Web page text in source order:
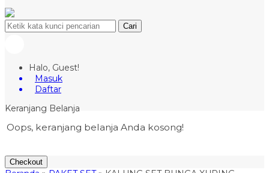
Cari
Halo, Guest!
Masuk
Daftar
Keranjang Belanja
Oops, keranjang belanja Anda kosong!
Checkout